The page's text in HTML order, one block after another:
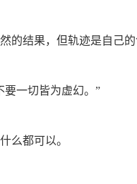
结果，但轨迹是自己的
一切皆为虚幻。”
都可以。